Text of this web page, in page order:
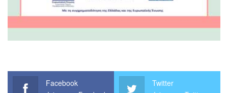
Facebook Twitter